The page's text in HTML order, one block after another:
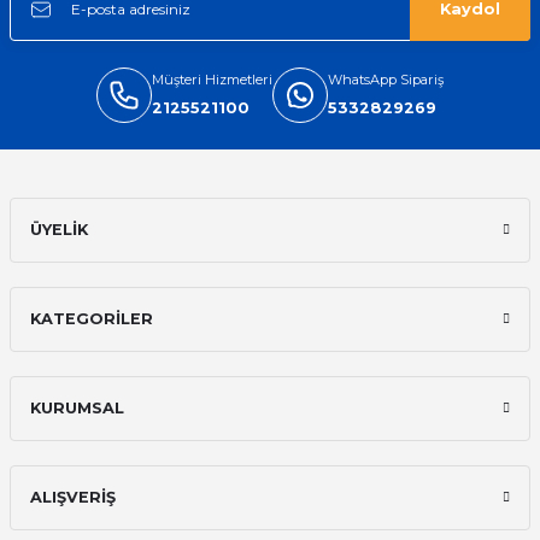
Kaydol
Müşteri Hizmetleri
2125521100
WhatsApp Sipariş
5332829269
ÜYELİK
KATEGORİLER
KURUMSAL
ALIŞVERİŞ